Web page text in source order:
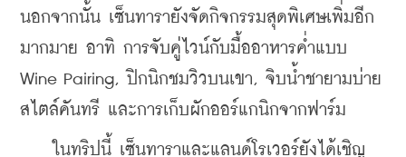
นอกจากนั้น เซ็นทารายังจัดกิจกรรมสุดพิเศษเพิ่มอีก
มากมาย อาทิ การจับคู่ไวน์กับมื้ออาหารค่ำแบบ
Wine Pairing, ปิกนิกชมวิวบนเขา, จิบน้ำชายามบ่าย
สไตล์คันทรี และการเก็บผักออร์แกนิกจากฟาร์ม
ในทริปนี้ เซ็นทาราและแลนด์โรเวอร์ยังได้เชิญ